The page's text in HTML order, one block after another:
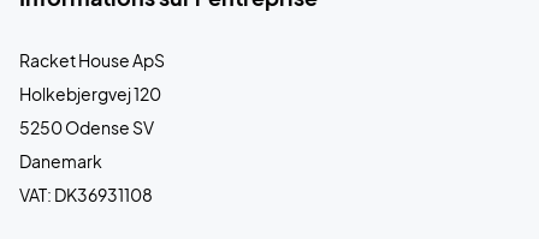
Racket House ApS
Holkebjergvej 120
5250 Odense SV
Danemark
VAT: DK36931108